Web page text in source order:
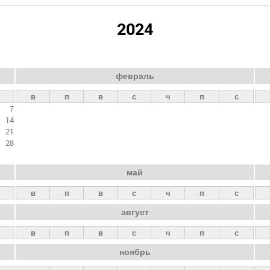
2024
7
14
21
28
февраль
в п в с ч п с
май
в п в с ч п с
август
в п в с ч п с
ноябрь